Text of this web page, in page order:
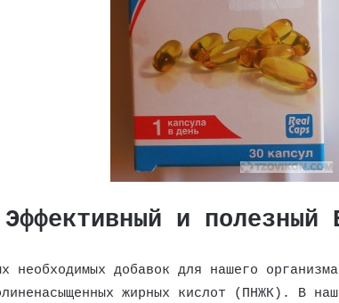
и полезный
необходимых добавок для нашего
жирных кислот (ПНЖК). В